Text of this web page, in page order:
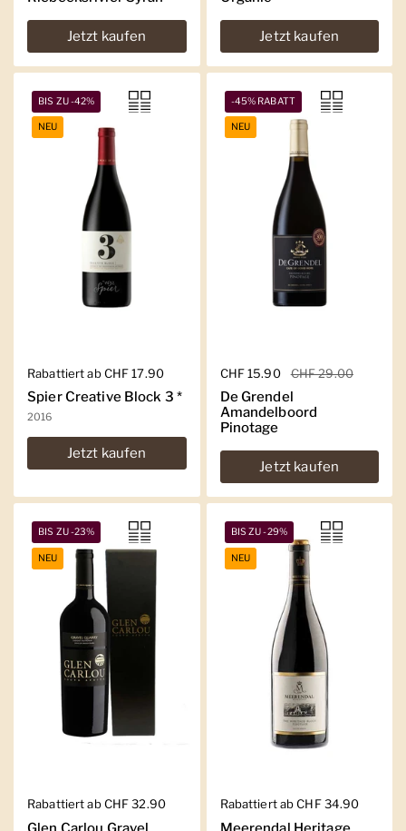
Jetzt kaufen Jetzt kaufen
Regulärer Preis
Rabattiert ab CHF 17.90
Spier Creative Block 3 *
2016
Jetzt kaufen
BIS ZU -42%
NEU
Regulärer Preis
CHF 15.90 Sale-Preis
CHF 29.00
De Grendel
Amandelboord
Pinotage
Jetzt kaufen
-45% RABATT
NEU
Regulärer Preis
Rabattiert ab CHF 32.90
BIS ZU -23%
NEU
Regulärer Preis
Rabattiert ab CHF 34.90
BIS ZU -29%
NEU